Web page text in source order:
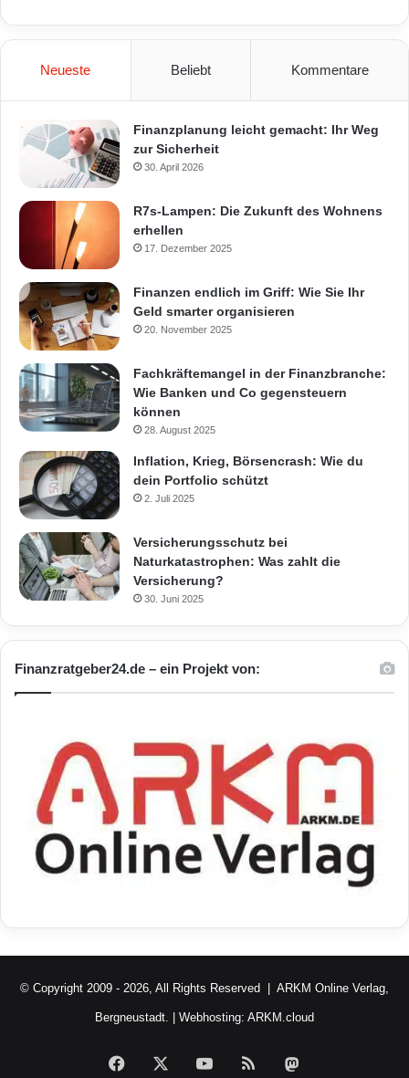
Neueste Beliebt Kommentare
Finanzplanung leicht gemacht: Ihr Weg
zur Sicherheit
30. April 2026
R7s-Lampen: Die Zukunft des Wohnens
erhellen
17. Dezember 2025
Finanzen endlich im Griff: Wie Sie Ihr
Geld smarter organisieren
20. November 2025
Fachkräftemangel in der Finanzbranche:
Wie Banken und Co gegensteuern
können
28. August 2025
Inflation, Krieg, Börsencrash: Wie du
dein Portfolio schützt
2. Juli 2025
Versicherungsschutz bei
Naturkatastrophen: Was zahlt die
Versicherung?
30. Juni 2025
Finanzratgeber24.de – ein Projekt von:
© Copyright 2009 - 2026, All Rights Reserved | ARKM Online Verlag,
Bergneustadt. | Webhosting: ARKM.cloud
Facebook YouTubeRSS